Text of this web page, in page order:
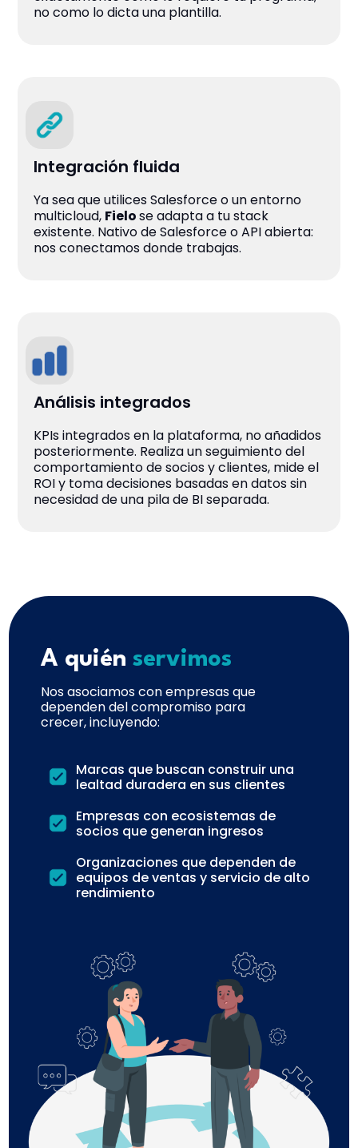
no como lo dicta una plantilla.
Integración fluida
Ya sea que utilices Salesforce o un entorno
multicloud, Fielose adapta a tu stack
existente. Nativo de Salesforce o API abierta:
nos conectamos donde trabajas.
Análisis integrados
KPIs integrados en la plataforma, no añadidos
posteriormente. Realiza un seguimiento del
comportamiento de socios y clientes, mide el
ROI y toma decisiones basadas en datos sin
necesidad de una pila de BI separada.
A quiénservimos
Nos asociamos con empresas que
dependen del compromiso para
crecer, incluyendo:
Marcas que buscan construir una
lealtad duradera en sus clientes
Empresas con ecosistemas de
socios que generan ingresos
Organizaciones que dependen de
equipos de ventas y servicio de alto
rendimiento